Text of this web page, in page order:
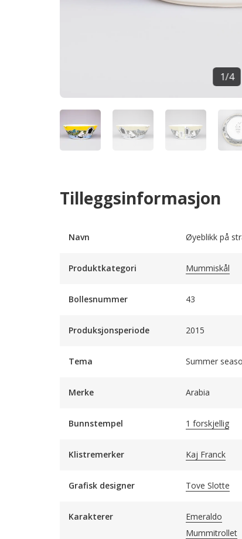
1/4
Tilleggsinformasjon
Navn Øyeblikk på
Produktkategori Mummiskål
Bollesnummer 43
Produksjonsperiode 2015
Tema Summer
Merke Arabia
Bunnstempel 1 forskjellig
Klistremerker Kaj Franck
Grafisk designer Tove Slotte
Karakterer
Emeraldo
Mummitrollet